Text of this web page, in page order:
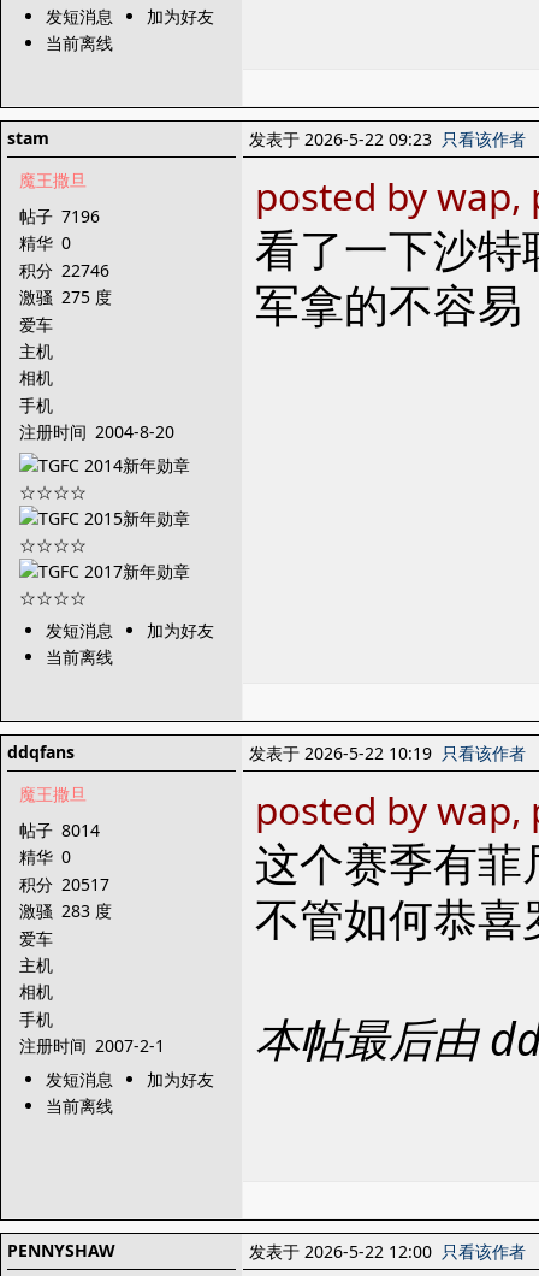
发短消息
加为好友
当前离线
stam
魔王撒旦
帖子 7196
精华 0
积分 22746
激骚 275 度
爱车
主机
相机
手机
注册时间 2004-8-20
发短消息
加为好友
当前离线
发表于 2026-5-22 09:23 只看该作者
posted by
看了一下沙
军拿的不容易
ddqfans
魔王撒旦
帖子 8014
精华 0
积分 20517
激骚 283 度
爱车
主机
相机
手机
注册时间 2007-2-1
发短消息
加为好友
当前离线
发表于 2026-5-22 10:19 只看该作者
posted by
这个赛季有
不管如何恭
本帖最后由
PENNYSHAW
发表于 2026-5-22 12:00 只看该作者